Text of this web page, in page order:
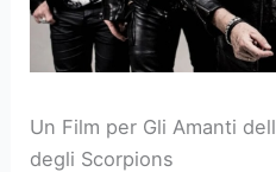
Un Film per Gli Amanti
degli Scorpions